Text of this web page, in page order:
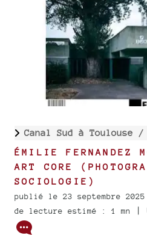
Canal Sud à Toulouse /
ÉMILIE FERNANDEZ
ART CORE
SOCIOLOGIE)
publié le 23 septembre 2025
de lecture estimé : 1 mn
|